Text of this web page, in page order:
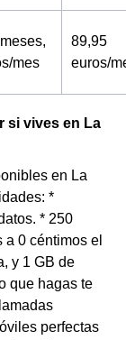
mes
89,95
euros/
si vives en La
en La
*
* 250
0 céntimos el
y 1 GB de
que hagas te
perfectas